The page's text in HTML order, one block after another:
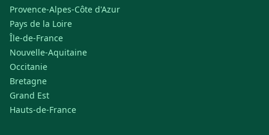
Provence-Alpes-Côte d'Azur
Pays de la Loire
Île-de-France
Nouvelle-Aquitaine
Occitanie
Bretagne
Grand Est
Hauts-de-France